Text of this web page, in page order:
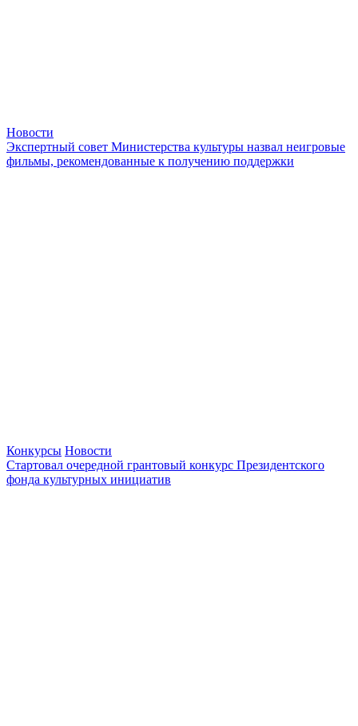
Новости
Экспертный совет Министерства культуры назвал неигровые
фильмы, рекомендованные к получению поддержки
Конкурсы Новости
Стартовал очередной грантовый конкурс Президентского
фонда культурных инициатив